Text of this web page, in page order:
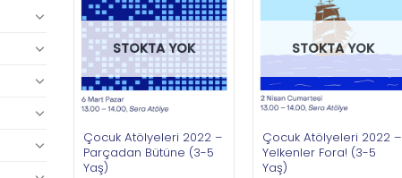
STOKTA YOK
Çocuk Atölyeleri 2022 –
Parçadan Bütüne (3-5
Yaş)
STOKTA YOK
Çocuk Atölyeleri 2022 –
Yelkenler Fora! (3-5
Yaş)